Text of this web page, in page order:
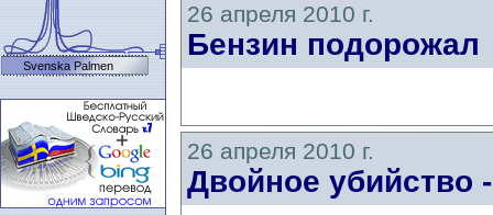
26 апреля 2010 г.
Бензин подорожал
26 апреля 2010 г.
Двойное
Svenska Palmen